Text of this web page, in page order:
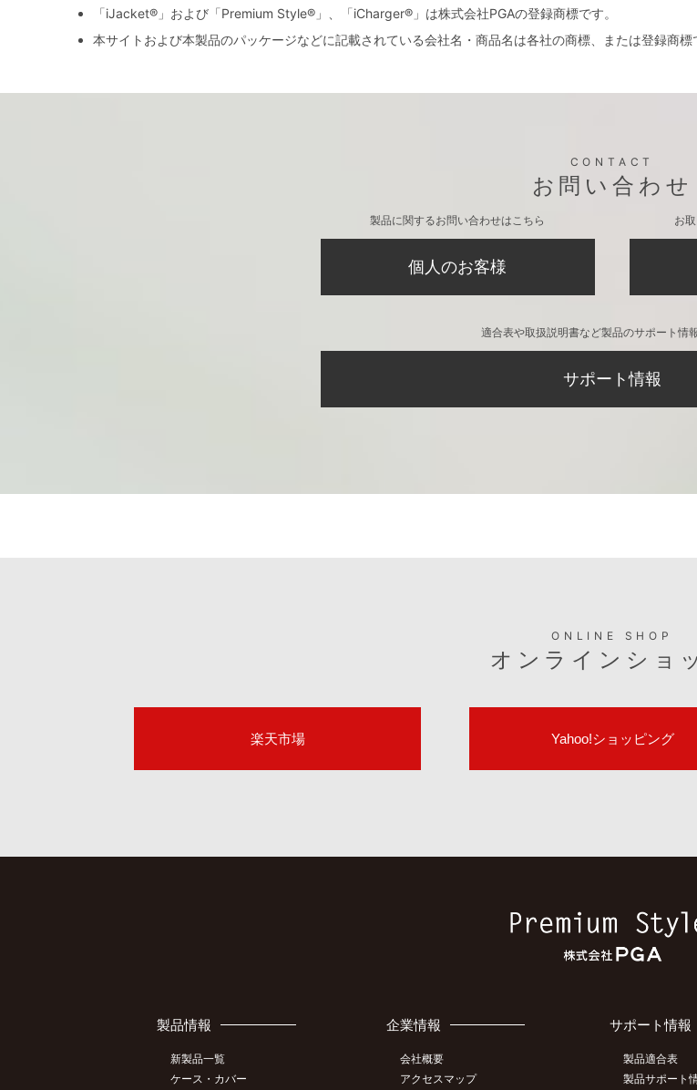
「iJacket®」および「Premium Style®」、「iCharger®」は株式会社PGAの登録商標です。
本サイトおよび本製品のパッケージなどに記載されている会社名・商品名は各社の商標、または登録商標
CONTACT
お問い合わせ
製品に関するお問い合わせはこちら
個人のお客様
お
適合表や取扱説明書など製品のサポート情
サポート情報
ONLINE SHOP
オンラインショ
楽天市場 Yahoo!ショッピング
製品情報
新製品一覧
ケース・カバー
企業情報
会社概要
アクセスマップ
サポート情報
製品適合表
製品サポート